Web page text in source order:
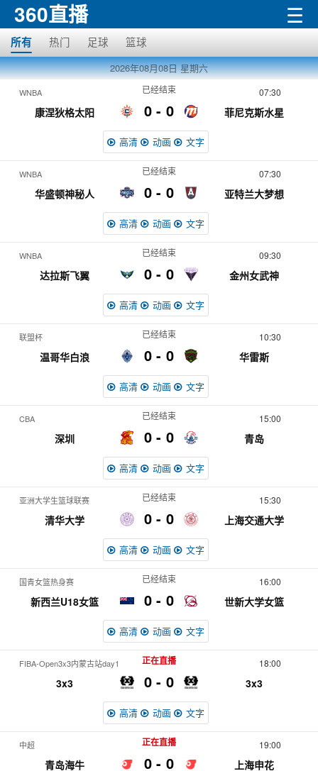
360直播 ☰
所有 热门 足球 篮球
2026年08月08日 星期六
WNBA 07:30
康涅狄格太阳 0
已经结束
菲尼克斯水星
0
高清 动画 文字
WNBA 07:30
华盛顿神秘人 0
已经结束
亚特兰大梦想
0
高清 动画 文字
WNBA 09:30
达拉斯飞翼 0
已经结束
金州女武神
0
高清 动画 文字
联盟杯 10:30
温哥华白浪 0
已经结束
华雷斯
0
高清 动画 文字
CBA 15:00
深圳 0
已经结束
青岛
0
高清 动画 文字
亚洲大学生篮球联赛 15:30
清华大学 0
已经结束
上海交通大学
0
高清 动画 文字
国青女篮热身赛 16:00
新西兰U18女篮 0
已经结束
世新大学女篮
0
高清 动画 文字
FIBA-Open3x3内蒙古站day1 18:00
3x3 0
正在直播
3x3
0
高清 动画 文字
中超 19:00
青岛海牛 0
正在直播
上海申花
0